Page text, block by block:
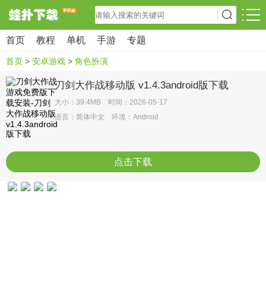
首页 教程 单机 手游 专题
首页 > 安卓游戏 > 角色扮演
刀剑大作战移动版 v1.4.3android版下载
大小：39.4MB 时间：2026-05-17
语言：简体中文 环境：Android
点击下载